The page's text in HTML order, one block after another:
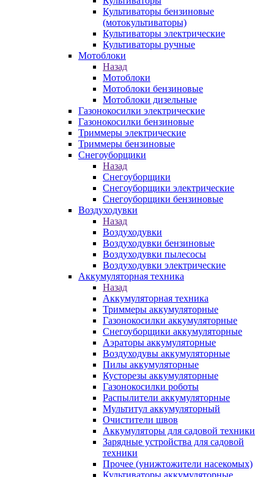
Культиваторы бензиновые
(мотокультиваторы)
Культиваторы электрические
Культиваторы ручные
Мотоблоки
Назад
Мотоблоки
Мотоблоки бензиновые
Мотоблоки дизельные
Газонокосилки электрические
Газонокосилки бензиновые
Триммеры электрические
Триммеры бензиновые
Снегоуборщики
Назад
Снегоуборщики
Снегоуборщики электрические
Снегоуборщики бензиновые
Воздуходувки
Назад
Воздуходувки
Воздуходувки бензиновые
Воздуходувки пылесосы
Воздуходувки электрические
Аккумуляторная техника
Назад
Аккумуляторная техника
Триммеры аккумуляторные
Газонокосилки аккумуляторные
Снегоуборщики аккумуляторные
Аэраторы аккумуляторные
Воздуходувы аккумуляторные
Пилы аккумуляторные
Кусторезы аккумуляторные
Газонокосилки роботы
Распылители аккумуляторные
Мультитул аккумуляторный
Очистители швов
Аккумуляторы для садовой техники
Зарядные устройства для садовой
техники
Прочее (унижтожители насекомых)
Культиваторы аккумуляторные